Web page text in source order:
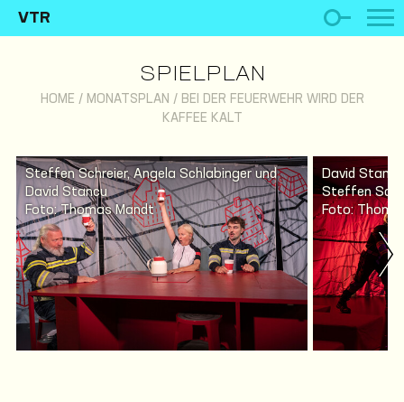
VTR
SPIELPLAN
HOME / MONATSPLAN / BEI DER FEUERWEHR WIRD DER
KAFFEE KALT
Steffen Schreier, Angela Schlabinger und
David Stancu
Foto: Thomas Mandt
David
Steffen
Foto: